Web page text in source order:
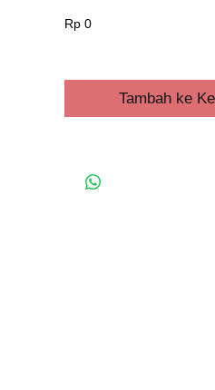
Rp 0Harga
Tambah ke